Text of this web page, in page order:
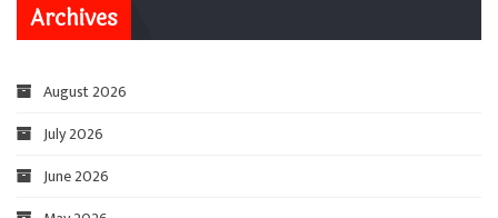
Archives
August 2026
July 2026
June 2026